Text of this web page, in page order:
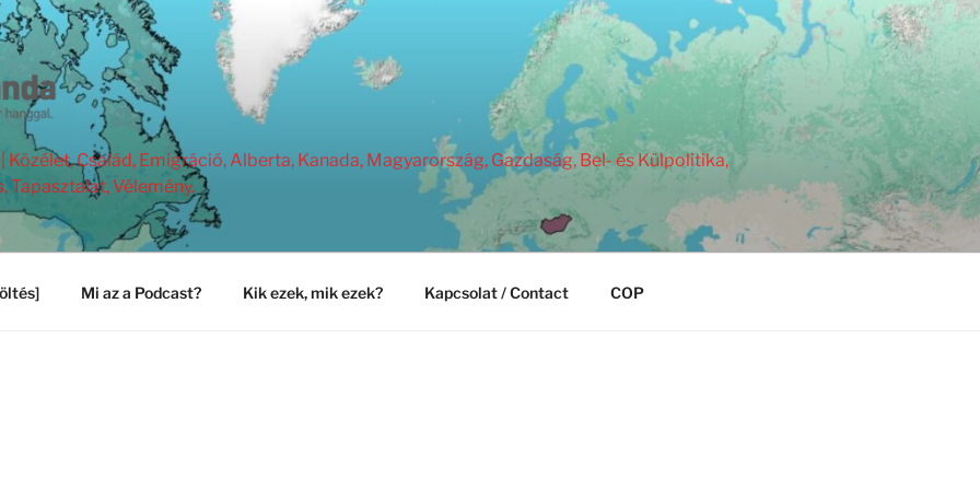
Közélet, Család, Emigráció, Alberta, Kanada, Magyarország, Gazdaság, Bel- és Külpolitika,
Tapasztalat, Vélemény.
Mi az a Podcast? Kik ezek, mik ezek? Kapcsolat / Contact COP